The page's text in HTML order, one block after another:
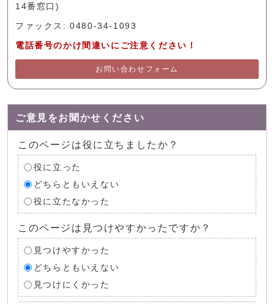
14番窓口)
ファックス: 0480-34-1093
電話番号のかけ間違いにご注意ください！
お問い合わせフォーム
ご意見をお聞かせください
このページは役に立ちましたか？
役に立った
どちらともいえない
役に立たなかった
このページは見つけやすかったですか？
見つけやすかった
どちらともいえない
見つけにくかった